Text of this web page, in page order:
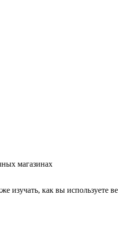
магазинах
изучать, как вы используете